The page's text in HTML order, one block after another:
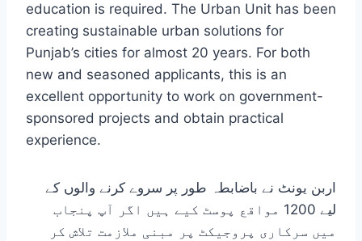
education is required. The Urban Unit has been
creating sustainable urban solutions for
Punjab’s cities for almost 20 years. For both
new and seasoned applicants, this is an
excellent opportunity to work on government-
sponsored projects and obtain practical
experience.
اربن یونٹ نے باضابطہ طور پر سروے کرنے والوں کے
لیے 1200 مواقع پوسٹ کیے ہیں اگر آپ پنجاب
میں سرکاری پروجیکٹ پر مبنی ملازمت تلاش کر